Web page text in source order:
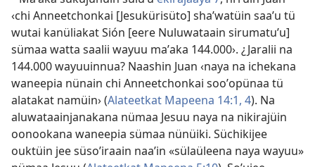
‹chi Anneetchonkai [Jesukürisüto] shaʼwatüin saaʼu tü
wutai kanüliakat Sión [eere Nuluwataain sirumatuʼu]
sümaa watta saalii wayuu maʼaka 144.000›. ¿Jaralii na
144.000 wayuuinnua? Naashin Juan ‹naya na ichekana
waneepia nünain chi Anneetchonkai sooʼopünaa tü
alatakat namüin› (Alateetkat Mapeena 14:1, 4). Na
aluwataainjanakana nümaa Jesuu naya na nikirajüin
oonookana waneepia sümaa nünüiki. Süchikijee
ouktüin jee süsoʼiraain naaʼin «sülaüleena naya wayuu»